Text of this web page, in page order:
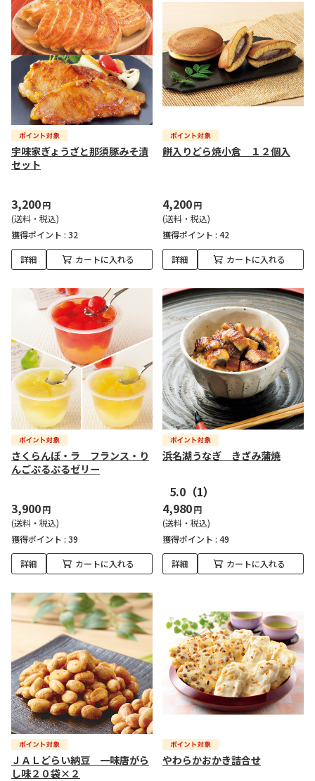
宇味家ぎょうざと那須豚みそ漬
セット
3,200円
(送料・税込)
獲得ポイント : 32
詳細 カートに入れる
餅入りどら焼小倉 １２個入
4,200円
(送料・税込)
獲得ポイント : 42
詳細 カートに入れる
さくらんぼ・ラ フランス・り
んごぷるぷるゼリー
3,900円
(送料・税込)
獲得ポイント : 39
詳細 カートに入れる
浜名湖うなぎ きざみ蒲焼
5.0 （1）
4,980円
(送料・税込)
獲得ポイント : 49
詳細 カートに入れる
ＪＡＬどらい納豆 一味唐がら
し味２０袋×２
やわらかおかき詰合せ